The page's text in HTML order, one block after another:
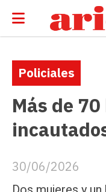
Más de
Policiales
30/06/2026